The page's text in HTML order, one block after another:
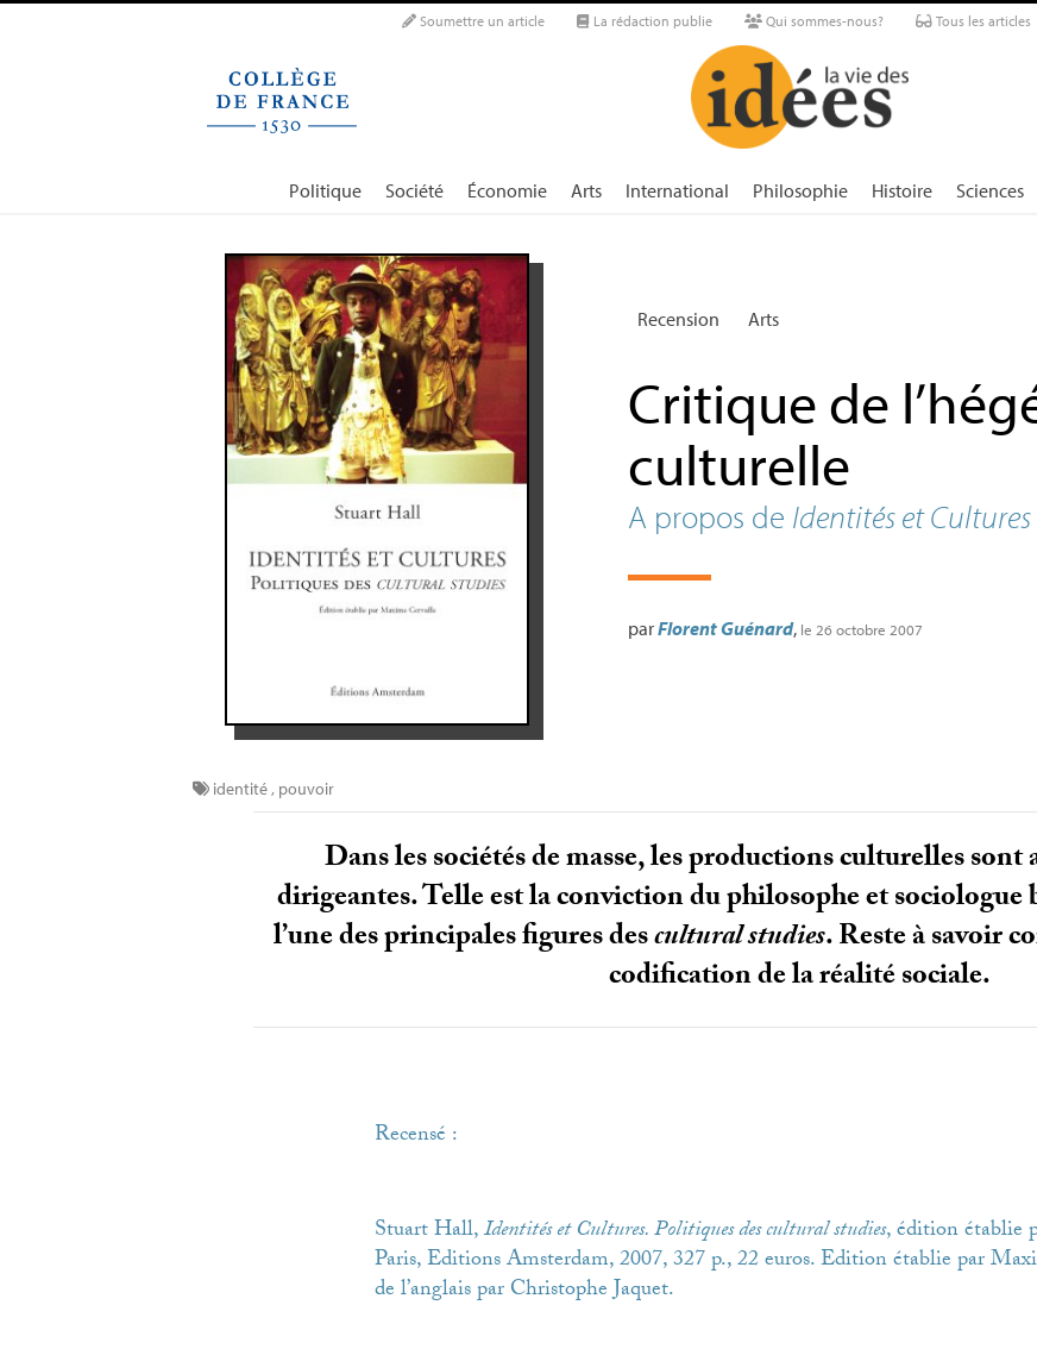
Soumettre un article La rédaction publie Qui sommes-nous? Tous les articles
Politique Société Économie Arts International Philosophie Histoire Sciences
Recension Arts
Critique de
culturelle
A propos de Identités et Cultures
parFlorent Guénard, le 26 octobre 2007
identité, pouvoir
Dans les sociétés de masse, les productions culturelles sont
dirigeantes. Telle est la conviction du philosophe et
l’une des principales figures descultural studies. Reste à savoir
codification de la réalité sociale.
Recensé :
Stuart Hall,Identités et Cultures. Politiques des cultural studies, édition établie
Paris, Editions Amsterdam, 2007, 327 p., 22 euros. Edition établie par
de l’anglais par Christophe Jaquet.